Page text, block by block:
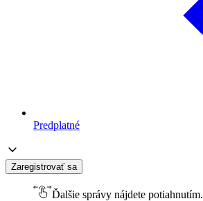
Predplatné
Zaregistrovať sa
Ďalšie správy nájdete potiahnutím.